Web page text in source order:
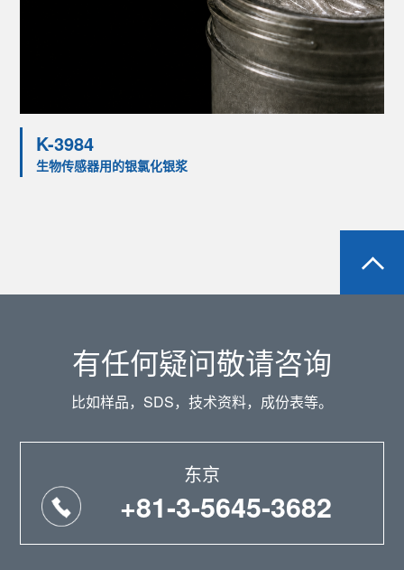
K-3984
生物传感器用的银氯化银浆
有任何疑问敬请咨询
比如样品，SDS，技术资料，成份表等。
东京
+81-3-5645-3682